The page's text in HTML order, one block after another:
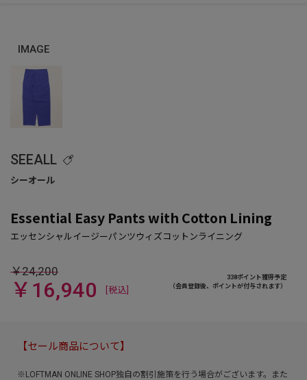
IMAGE
SEEALL
Essential Easy Pants with Cotton Lining
￥24,200
￥16,940 [税込]
338ポイント獲得予定
（会員登録後、ポイントが付与されます）
【セール商品について】
※LOFTMAN ONLINE SHOP独自の割引施策を行う場合がございます。また